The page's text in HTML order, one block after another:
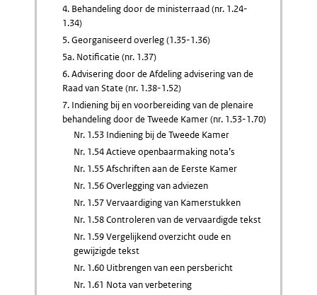
4. Behandeling door de ministerraad (nr. 1.24-
1.34)
5. Georganiseerd overleg (1.35-1.36)
5a. Notificatie (nr. 1.37)
6. Advisering door de Afdeling advisering van de
Raad van State (nr. 1.38-1.52)
7. Indiening bij en voorbereiding van de plenaire
behandeling door de Tweede Kamer (nr. 1.53-1.70)
Nr. 1.53 Indiening bij de Tweede Kamer
Nr. 1.54 Actieve openbaarmaking nota’s
Nr. 1.55 Afschriften aan de Eerste Kamer
Nr. 1.56 Overlegging van adviezen
Nr. 1.57 Vervaardiging van Kamerstukken
Nr. 1.58 Controleren van de vervaardigde tekst
Nr. 1.59 Vergelijkend overzicht oude en
gewijzigde tekst
Nr. 1.60 Uitbrengen van een persbericht
Nr. 1.61 Nota van verbetering